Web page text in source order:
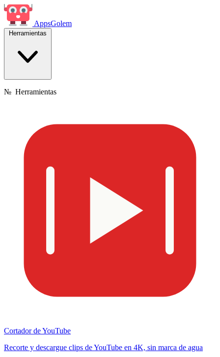
AppsGolem
Herramientas
№ Herramientas
Cortador de YouTube
Recorte y descargue clips de YouTube en 4K, sin marca de agua